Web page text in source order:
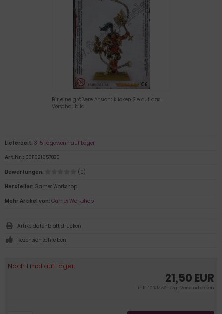
Für eine größere Ansicht klicken Sie auf das
Vorschaubild
Noch 1 mal auf Lager.
21,50 EUR
inkl. 19 % MwSt. zzgl.Versandkosten
Lieferzeit: 3-5 Tage wenn auf Lager
Art.Nr.: 5011921057825
Bewertungen:
(0)
Hersteller: Games Workshop
Mehr Artikel von: Games Workshop
Artikeldatenblatt drucken
Rezension schreiben